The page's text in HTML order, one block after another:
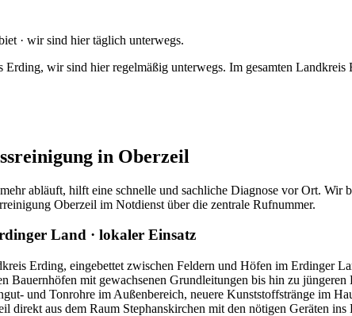
· wir sind hier täglich unterwegs.
Erding, wir sind hier regelmäßig unterwegs. Im gesamten Landkreis
in Oberzeil
abläuft, hilft eine schnelle und sachliche Diagnose vor Ort.
Oberzeil im Notdienst über die zentrale Rufnummer.
Land · lokaler Einsatz
Erding, eingebettet zwischen Feldern und Höfen im Erdinger
Bauernhöfen mit gewachsenen Grundleitungen bis hin zu
und Tonrohre im Außenbereich, neuere Kunststoffstränge im
direkt aus dem Raum Stephanskirchen mit den nötigen Geräten